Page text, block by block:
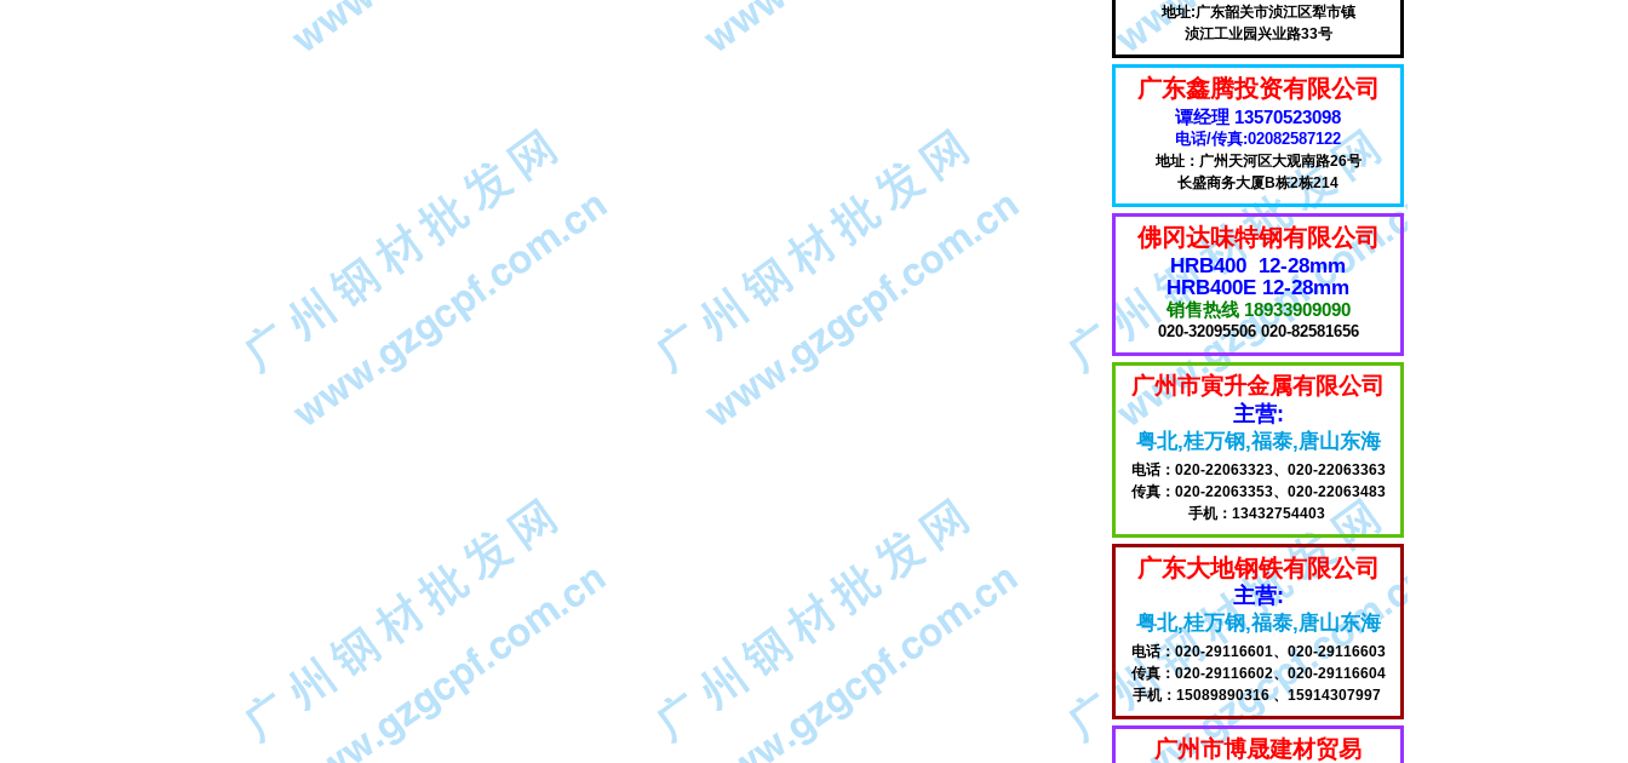
地址:广东韶关市浈江区犁市镇
浈江工业园兴业路33号
广东鑫腾投资有限公司
谭经理 13570523098
电话/传真:02082587122
地址：广州天河区大观南路26号
长盛商务大厦B栋2栋214
佛冈达味特钢有限公司
HRB400 12-28mm
HRB400E 12-28mm
销售热线 18933909090
020-32095506 020-82581656
广州市寅升金属有限公司
主营:
粤北,桂万钢,福泰,唐山东海
电话：020-22063323、020-22063363
传真：020-22063353、020-22063483
手机：13432754403
广东大地钢铁有限公司
主营:
粤北,桂万钢,福泰,唐山东海
电话：020-29116601、020-29116603
传真：020-29116602、020-29116604
手机：15089890316 、15914307997
广州市博晟建材贸易